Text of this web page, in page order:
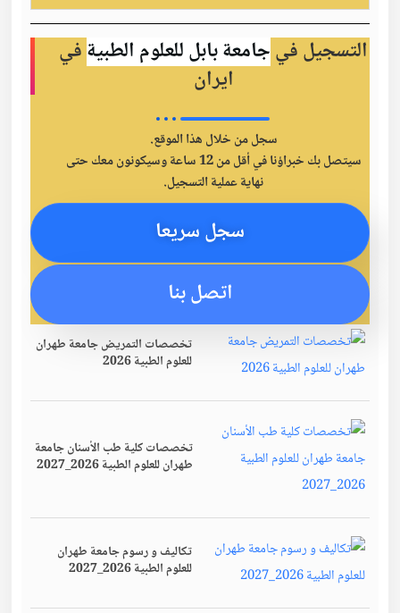
التسجيل فيجامعة بابل للعلوم الطبيةفي
ايران
سجل من خلال هذا الموقع.
سيتصل بك خبراؤنا في أقل من 12 ساعة وسيكونون معك حتى
نهاية عملية التسجيل.
سجل سريعا
اتصل بنا
تخصصات التمريض جامعة طهران
للعلوم الطبية 2026
تخصصات كلية طب الأسنان جامعة
طهران للعلوم الطبية 2026_2027
تكاليف و رسوم جامعة طهران
للعلوم الطبية 2026_2027